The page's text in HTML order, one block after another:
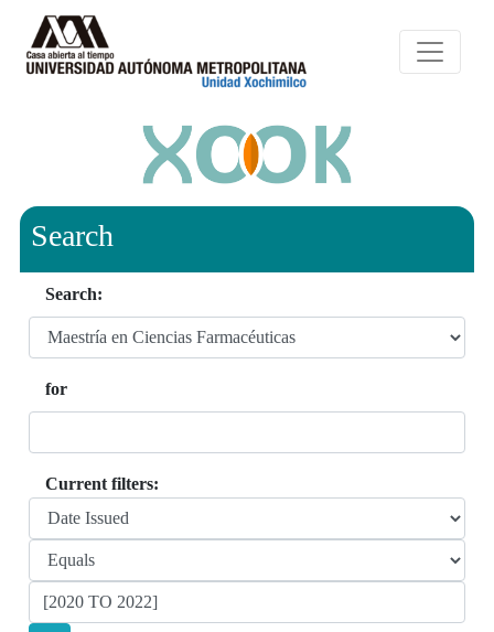
Search
Search:
for
Current filters: